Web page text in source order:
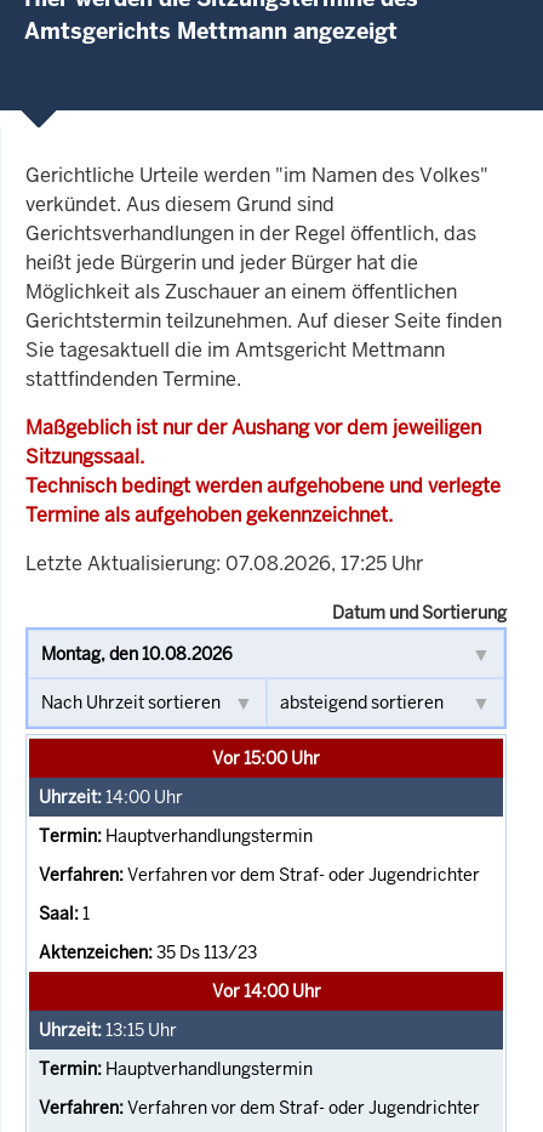
Amtsgerichts Mettmann angezeigt
Gerichtliche Urteile werden "im Namen des Volkes"
verkündet. Aus diesem Grund sind
Gerichtsverhandlungen in der Regel öffentlich, das
heißt jede Bürgerin und jeder Bürger hat die
Möglichkeit als Zuschauer an einem öffentlichen
Gerichtstermin teilzunehmen. Auf dieser Seite finden
Sie tagesaktuell die im Amtsgericht Mettmann
stattfindenden Termine.
Maßgeblich ist nur der Aushang vor dem jeweiligen
Sitzungssaal.
Technisch bedingt werden aufgehobene und verlegte
Termine als aufgehoben gekennzeichnet.
Letzte Aktualisierung: 07.08.2026, 17:25 Uhr
Datum und Sortierung
Vor 15:00 Uhr
14:00 Uhr
Hauptverhandlungstermin
Verfahren vor dem Straf- oder Jugendrichter
1
35 Ds 113/23
Vor 14:00 Uhr
13:15 Uhr
Hauptverhandlungstermin
Verfahren vor dem Straf- oder Jugendrichter